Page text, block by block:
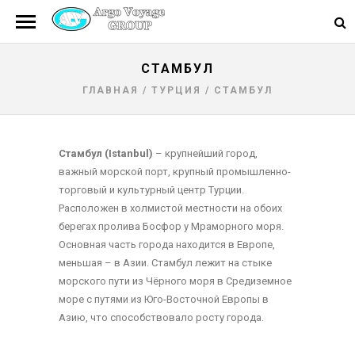
СТАМБУЛ
ГЛАВНАЯ / ТУРЦИЯ / СТАМБУЛ
Стамбул (Istanbul) – крупнейший город,
важный морской порт, крупный промышленно-
торговый и культурный центр Турции.
Расположен в холмистой местности на обоих
берегах пролива Босфор у Мраморного моря.
Основная часть города находится в Европе,
меньшая – в Азии. Стамбул лежит на стыке
морского пути из Чёрного моря в Средиземное
море с путями из Юго-Восточной Европы в
Азию, что способствовало росту города.